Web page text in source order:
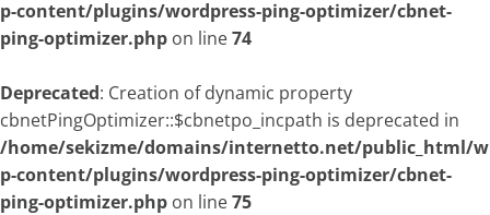
p-content/plugins/wordpress-ping-optimizer/cbnet-
ping-optimizer.php on line74
Deprecated: Creation of dynamic property
cbnetPingOptimizer::$cbnetpo_incpath is deprecated in
/home/sekizme/domains/internetto.net/public_html/w
p-content/plugins/wordpress-ping-optimizer/cbnet-
ping-optimizer.php on line75